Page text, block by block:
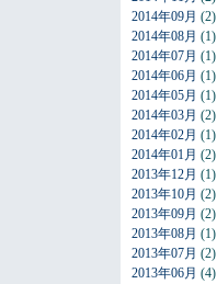
2014年09月 (2)
2014年08月 (1)
2014年07月 (1)
2014年06月 (1)
2014年05月 (1)
2014年03月 (2)
2014年02月 (1)
2014年01月 (2)
2013年12月 (1)
2013年10月 (2)
2013年09月 (2)
2013年08月 (1)
2013年07月 (2)
2013年06月 (4)